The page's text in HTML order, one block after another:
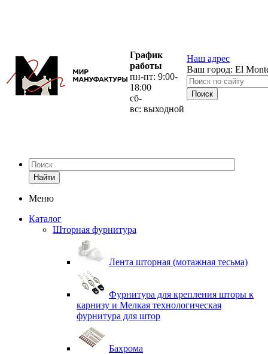
График
работы
пн-пт: 9:00-
18:00
сб-
вс: выходной
Наш адрес
Ваш город: El
Найти
Меню
Каталог
Шторная фурнитура
Лента шторная (мотажная тесьма)
Фурнитура для крепления шторы к
карнизу и Мелкая технологическая
фурнитура для штор
Бахрома